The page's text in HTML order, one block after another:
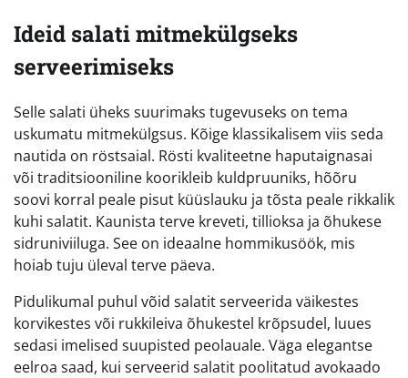
Ideid salati mitmekülgseks
serveerimiseks
Selle salati üheks suurimaks tugevuseks on tema
uskumatu mitmekülgsus. Kõige klassikalisem viis seda
nautida on röstsaial. Rösti kvaliteetne haputaignasai
või traditsiooniline koorikleib kuldpruuniks, hõõru
soovi korral peale pisut küüslauku ja tõsta peale rikkalik
kuhi salatit. Kaunista terve kreveti, tillioksa ja õhukese
sidruniviiluga. See on ideaalne hommikusöök, mis
hoiab tuju üleval terve päeva.
Pidulikumal puhul võid salatit serveerida väikestes
korvikestes või rukkileiva õhukestel krõpsudel, luues
sedasi imelised suupisted peolauale. Väga elegantse
eelroa saad, kui serveerid salatit poolitatud avokaado